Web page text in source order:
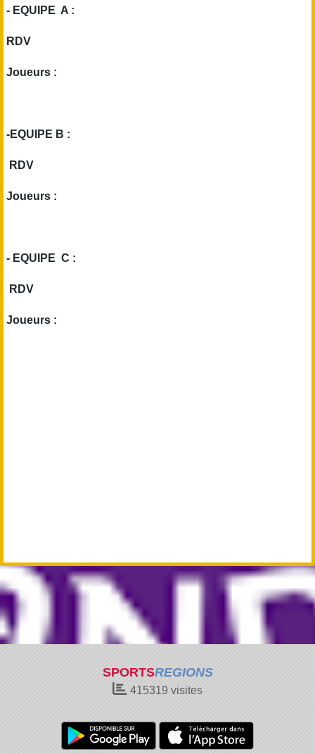
- EQUIPE A :
RDV
Joueurs :
-EQUIPE B :
RDV
Joueurs :
- EQUIPE C :
RDV
Joueurs :
SPORTSREGIONS
415319 visites